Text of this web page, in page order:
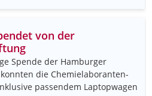
von der
Spende der Hamburger
die Chemielaboranten-
passendem Laptopwagen